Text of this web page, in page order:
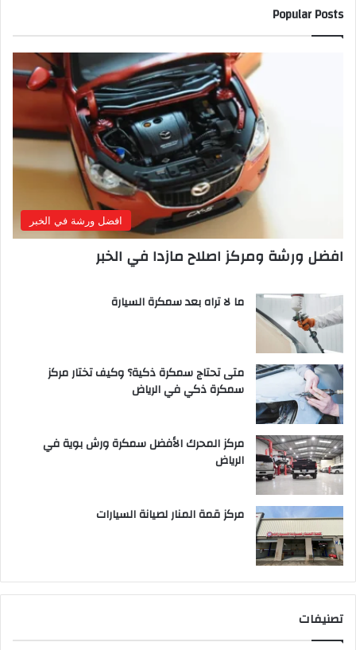
Popular Posts
افضل ورشة في الخبر
افضل ورشة ومركز اصلاح مازدا في الخبر
ما لا تراه بعد سمكرة السيارة
متى تحتاج سمكرة ذكية؟ وكيف تختار مركز
سمكرة ذكي في الرياض
مركز المحرك الأفضل سمكرة ورش بوية في
الرياض
مركز قمة المنار لصيانة السيارات
تصنيفات